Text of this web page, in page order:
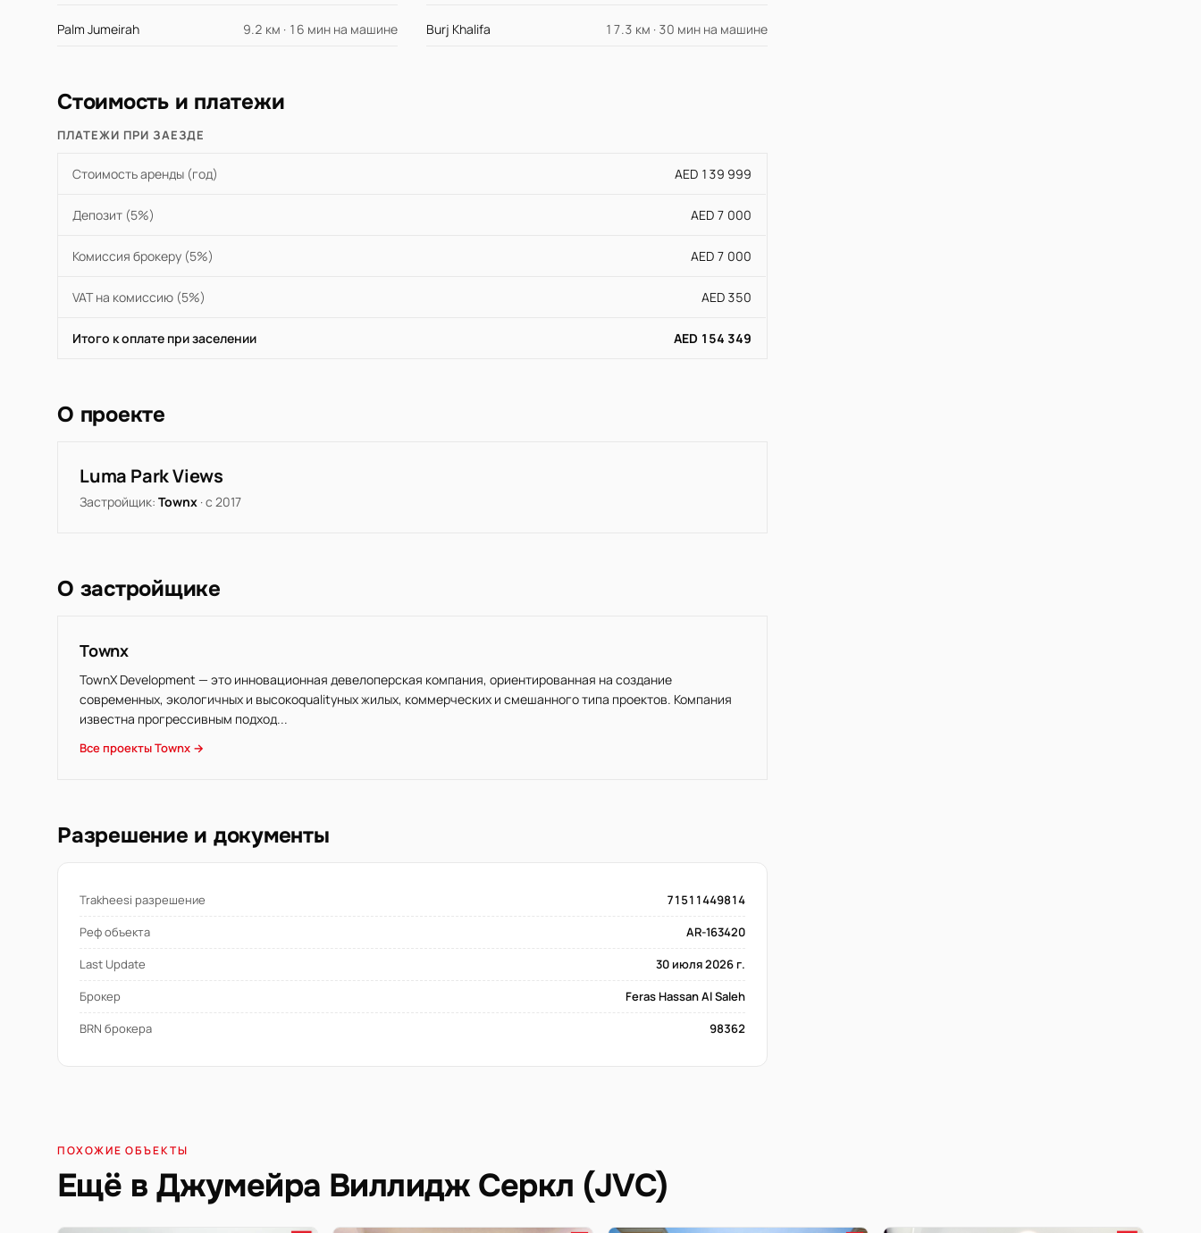
Palm Jumeirah 9.2 км · 16 мин на машине Burj Khalifa 17.3 км · 30 мин на машине
Стоимость и платежи
ПЛАТЕЖИ ПРИ ЗАЕЗДЕ
Стоимость аренды (год) AED 139 999
Депозит (5%) AED 7 000
Комиссия брокеру (5%) AED 7 000
VAT на комиссию (5%) AED 350
Итого к оплате при заселении AED 154 349
О проекте
Luma Park Views
Застройщик: Townx · с 2017
О застройщике
Townx
TownX Development — это инновационная девелоперская компания, ориентированная на создание
современных, экологичных и высокоqualityных жилых, коммерческих и смешанного типа проектов. Компания
известна прогрессивным подход...
Все проекты Townx →
Разрешение и документы
Trakheesi разрешение
71511449814
Реф объекта
AR-163420
Last Update
30 июля 2026 г.
Брокер
Feras Hassan Al Saleh
BRN брокера
98362
ПОХОЖИЕ ОБЪЕКТЫ
Ещё в Джумейра Виллидж Серкл (JVC)